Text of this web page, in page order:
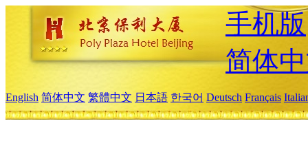
手机版
简体
English 简体中文 繁體中文 日本語 한국어 Deutsch Français